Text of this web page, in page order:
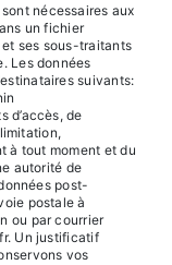
nécessaires aux
un fichier
et ses sous-traitants
Les données
suivants:
d’accès, de
à tout moment et du
autorité de
post-
postale à
ou par courrier
Un justificatif
vos